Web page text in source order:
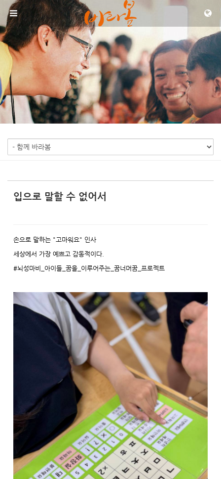
메뉴 건너뛰기
입으로 말할 수 없어서
손으로 말하는 "고마워요" 인사
세상에서 가장 예쁘고 감동적이다.
#뇌성마비_아이들_꿈을_이루어주는_꿈너머꿈_프로젝트